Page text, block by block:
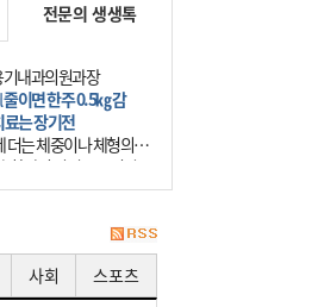
전문의 생생톡
내과의원과장
이면 한주 0.5㎏ 감
는 장기전
더는 체중이나 체형의 문
. 하나의 질병으로 인지
관리를 해야 한다. 세계
사회 스포츠